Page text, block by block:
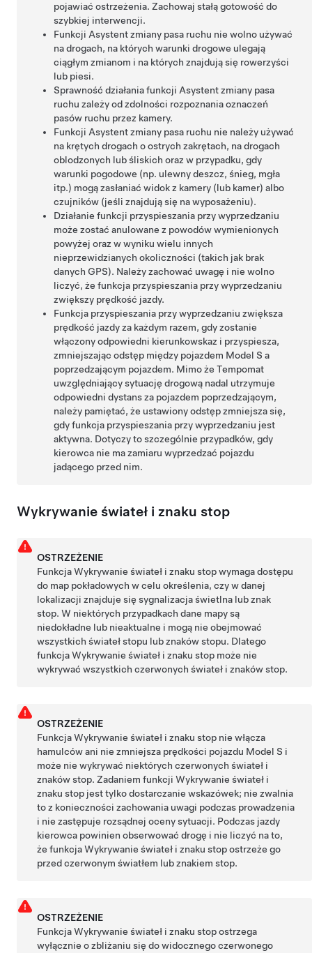
pojawiać ostrzeżenia. Zachowaj stałą gotowość do
szybkiej interwencji.
Funkcji Asystent zmiany pasa ruchu nie wolno używać
na drogach, na których warunki drogowe ulegają
ciągłym zmianom i na których znajdują się rowerzyści
lub piesi.
Sprawność działania funkcji Asystent zmiany pasa
ruchu zależy od zdolności rozpoznania oznaczeń
pasów ruchu przez kamery.
Funkcji Asystent zmiany pasa ruchu nie należy używać
na krętych drogach o ostrych zakrętach, na drogach
oblodzonych lub śliskich oraz w przypadku, gdy
warunki pogodowe (np. ulewny deszcz, śnieg, mgła
itp.) mogą zasłaniać widok z kamery (lub kamer) albo
czujników (jeśli znajdują się na wyposażeniu).
Działanie funkcji przyspieszania przy wyprzedzaniu
może zostać anulowane z powodów wymienionych
powyżej oraz w wyniku wielu innych
nieprzewidzianych okoliczności (takich jak brak
danych GPS). Należy zachować uwagę i nie wolno
liczyć, że funkcja przyspieszania przy wyprzedzaniu
zwiększy prędkość jazdy.
Funkcja przyspieszania przy wyprzedzaniu zwiększa
prędkość jazdy za każdym razem, gdy zostanie
włączony odpowiedni kierunkowskaz i przyspiesza,
zmniejszając odstęp między pojazdem Model S a
poprzedzającym pojazdem. Mimo żeTempomat
uwzględniający sytuację drogową nadal utrzymuje
odpowiedni dystans za pojazdem poprzedzającym,
należy pamiętać, że ustawiony odstęp zmniejsza się,
gdy funkcja przyspieszania przy wyprzedzaniu jest
aktywna. Dotyczy to szczególnie przypadków, gdy
kierowca nie ma zamiaru wyprzedzać pojazdu
jadącego przed nim.
Wykrywanie świateł i znaku stop
OSTRZEŻENIE
Funkcja Wykrywanie świateł i znaku stop wymaga dostępu
do map pokładowych w celu określenia, czy w danej
lokalizacji znajduje się sygnalizacja świetlna lub znak
stop. W niektórych przypadkach dane mapy są
niedokładne lub nieaktualne i mogą nie obejmować
wszystkich świateł stopu lub znaków stopu. Dlatego
funkcja Wykrywanie świateł i znaku stop może nie
wykrywać wszystkich czerwonych świateł i znaków stop.
OSTRZEŻENIE
Funkcja Wykrywanie świateł i znaku stop nie włącza
hamulców ani nie zmniejsza prędkości pojazdu Model S i
może nie wykrywać niektórych czerwonych świateł i
znaków stop. Zadaniem funkcji Wykrywanie świateł i
znaku stop jest tylko dostarczanie wskazówek; nie zwalnia
to z konieczności zachowania uwagi podczas prowadzenia
i nie zastępuje rozsądnej oceny sytuacji. Podczas jazdy
kierowca powinien obserwować drogę i nie liczyć na to,
że funkcja Wykrywanie świateł i znaku stop ostrzeże go
przed czerwonym światłem lub znakiem stop.
OSTRZEŻENIE
Funkcja Wykrywanie świateł i znaku stop ostrzega
wyłącznie o zbliżaniu się do widocznego czerwonego